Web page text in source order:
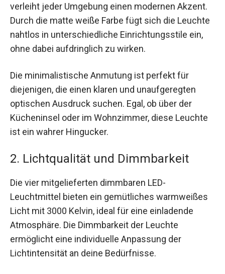
verleiht jeder Umgebung einen modernen Akzent.
Durch die matte weiße Farbe fügt sich die Leuchte
nahtlos in unterschiedliche Einrichtungsstile ein,
ohne dabei aufdringlich zu wirken.
Die minimalistische Anmutung ist perfekt für
diejenigen, die einen klaren und unaufgeregten
optischen Ausdruck suchen. Egal, ob über der
Kücheninsel oder im Wohnzimmer, diese Leuchte
ist ein wahrer Hingucker.
2. Lichtqualität und Dimmbarkeit
Die vier mitgelieferten dimmbaren LED-
Leuchtmittel bieten ein gemütliches warmweißes
Licht mit 3000 Kelvin, ideal für eine einladende
Atmosphäre. Die Dimmbarkeit der Leuchte
ermöglicht eine individuelle Anpassung der
Lichtintensität an deine Bedürfnisse.